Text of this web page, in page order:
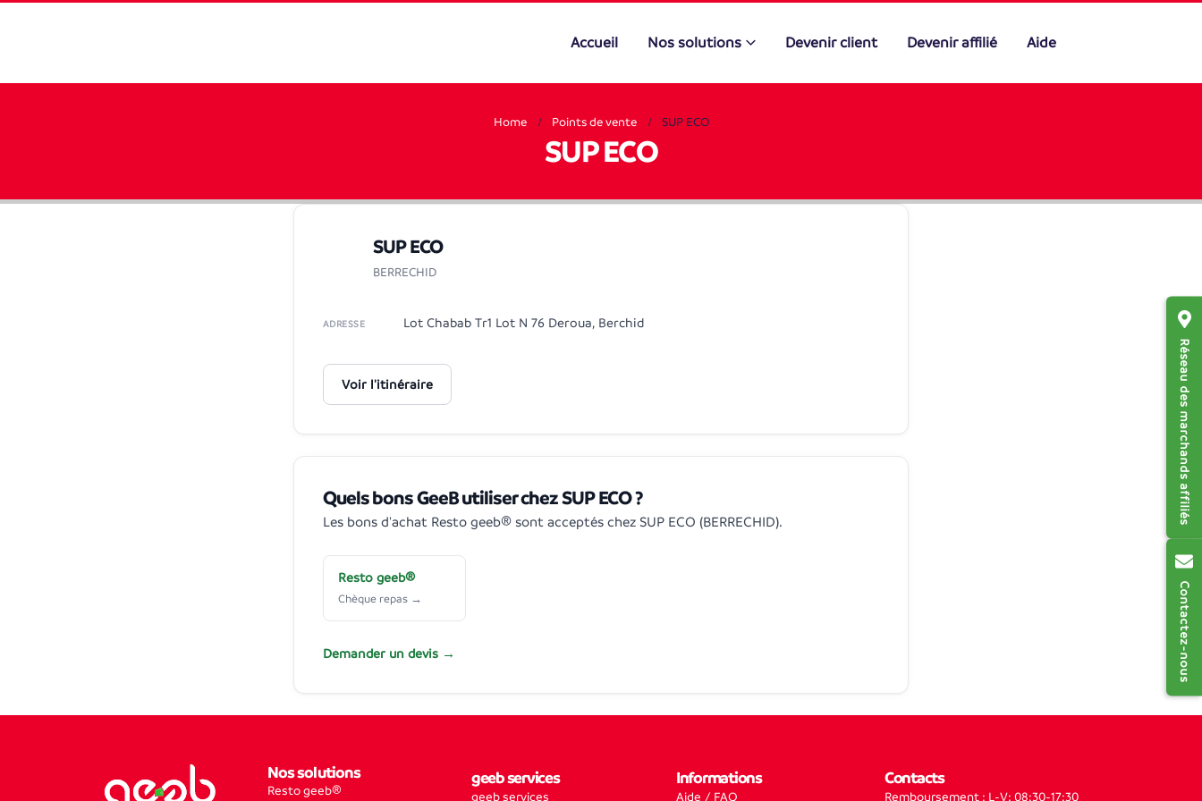
Réseau des marchands affiliés
Contactez-nous
Accueil Nos solutions Devenir client Devenir affilié Aide
Home Points de vente SUP ECO
SUP ECO
SUP ECO
BERRECHID
ADRESSE Lot Chabab Tr1 Lot N 76 Deroua, Berchid
Voir l'itinéraire
Quels bons GeeB utiliser chez SUP ECO ?
Les bons d'achat Resto geeb® sont acceptés chez SUP ECO (BERRECHID).
Resto geeb®
Chèque repas →
Demander un devis →
Nos solutions
Resto geeb®
geeb services
geeb services
Informations
Aide / FAQ
Contacts
Remboursement : L-V: 08:30-17:30